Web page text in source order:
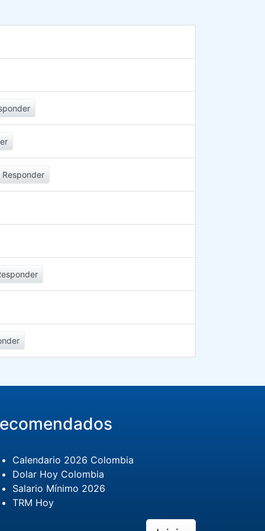
Responder
Calendario 2026 Colombia
Dolar Hoy Colombia
Salario Mínimo 2026
TRM Hoy